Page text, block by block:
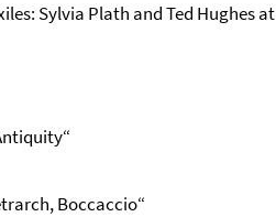
Sylvia Plath and Ted Hughes at
Boccaccio“